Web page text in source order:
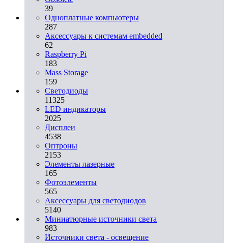
39
Одноплатные компьютеры
287
Аксессуары к системам embedded
62
Raspberry Pi
183
Mass Storage
159
Светодиоды
11325
LED индикаторы
2025
Дисплеи
4538
Оптроны
2153
Элементы лазерные
165
Фотоэлементы
565
Аксессуары для светодиодов
5140
Миниатюрные источники света
983
Источники света - освещение